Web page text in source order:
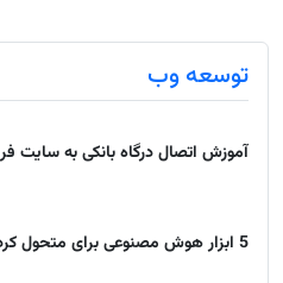
توسعه وب
آموزش اتصال درگاه بانکی به سایت
5 ابزار هوش مصنوعی برای متحول کردن ووکامرس